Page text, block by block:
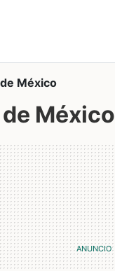
México
México